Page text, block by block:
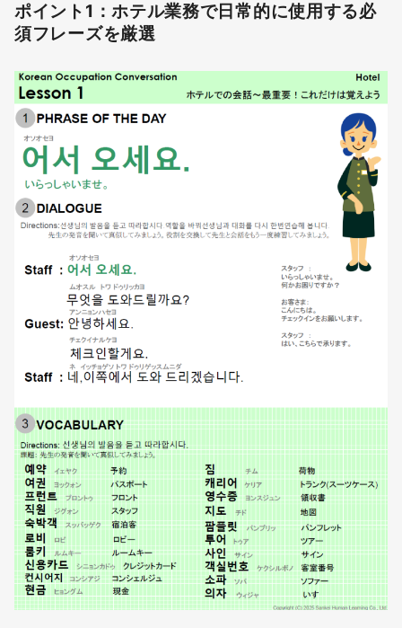
ポイント1：ホテル業務で日常的に使用する必
須フレーズを厳選